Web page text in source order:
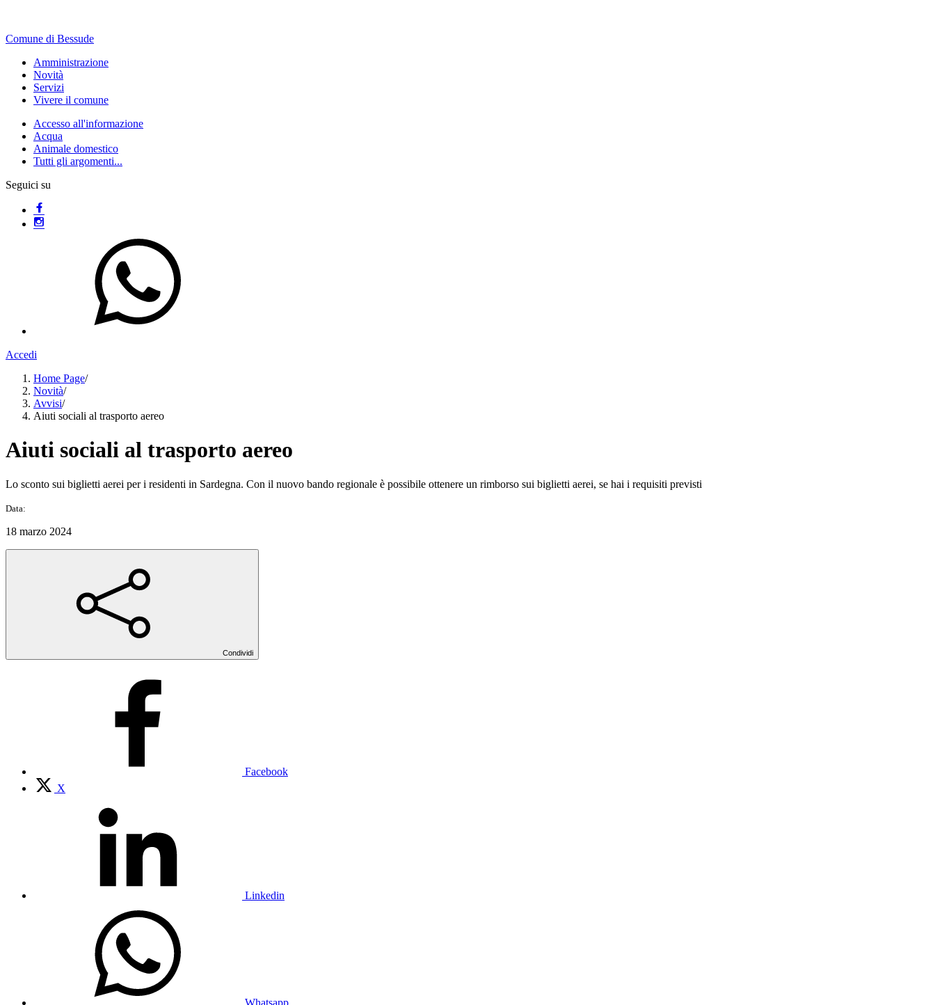
Comune di Bessude
Amministrazione
Novità
Servizi
Vivere il comune
Accesso all'informazione
Acqua
Animale domestico
Tutti gli argomenti...
Seguici su
Accedi
Home Page/
Novità/
Avvisi/
Aiuti sociali al trasporto aereo
Aiuti sociali al trasporto aereo
Lo sconto sui biglietti aerei per i residenti in Sardegna. Con il nuovo bando regionale è possibile ottenere un rimborso sui biglietti aerei, se hai i requisiti previsti
Data:
18 marzo 2024
Condividi
Facebook
X
Linkedin
Whatsapp